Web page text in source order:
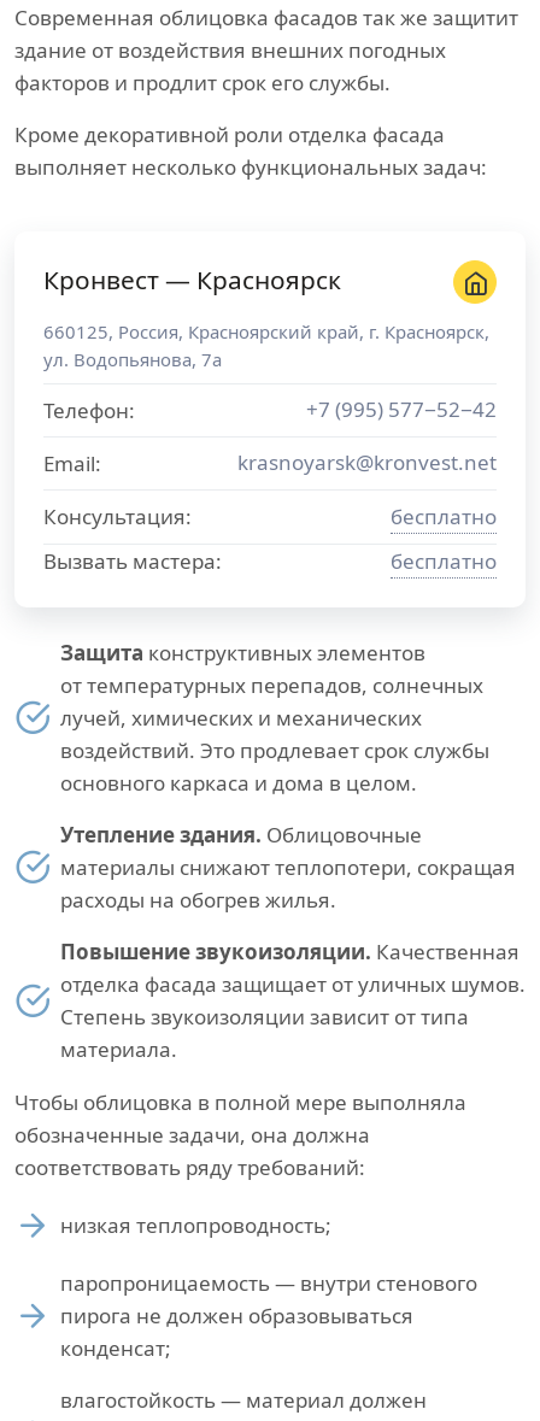
Современная облицовка фасадов так же защитит
здание от воздействия внешних погодных
факторов и продлит срок его службы.
Кроме декоративной роли отделка фасада
выполняет несколько функциональных задач:
Кронвест — Красноярск
660125, Россия, Красноярский край, г. Красноярск,
ул. Водопьянова, 7а
Телефон:
+7 (995) 577−52−42
Email:
krasnoyarsk@kronvest.net
Консультация:
бесплатно
Вызвать мастера:
бесплатно
Защита конструктивных элементов
от температурных перепадов, солнечных
лучей, химических и механических
воздействий. Это продлевает срок службы
основного каркаса и дома в целом.
Утепление здания. Облицовочные
материалы снижают теплопотери, сокращая
расходы на обогрев жилья.
Повышение звукоизоляции. Качественная
отделка фасада защищает от уличных шумов.
Степень звукоизоляции зависит от типа
материала.
Чтобы облицовка в полной мере выполняла
обозначенные задачи, она должна
соответствовать ряду требований:
низкая теплопроводность;
паропроницаемость — внутри стенового
пирога не должен образовываться
конденсат;
влагостойкость — материал должен